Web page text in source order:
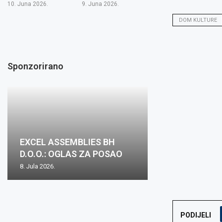
DOM KULTURE
PODIJELI
10. Juna 2026. 9. Juna 2026.
Sponzorirano
EXCEL ASSEMBLIES BH
D.O.O.: OGLAS ZA POSAO
8. Jula 2026.